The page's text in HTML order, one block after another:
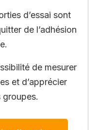
d’essai sont
de l’adhésion
de mesurer
et d’apprécier
groupes.